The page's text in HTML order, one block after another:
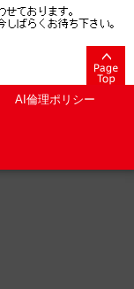
AI倫理ポリシー